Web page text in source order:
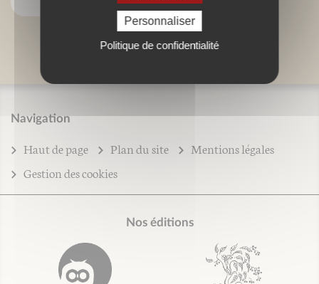
Navigation
Haut de page Plan du site
Mentions légales
Gestion des cookies
Nos éditions
Personnaliser
Politique de confidentialité